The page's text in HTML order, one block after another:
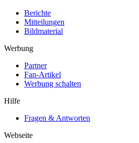
Berichte
Mitteilungen
Bildmaterial
Werbung
Partner
Fan-Artikel
Werbung schalten
Hilfe
Fragen & Antworten
Webseite